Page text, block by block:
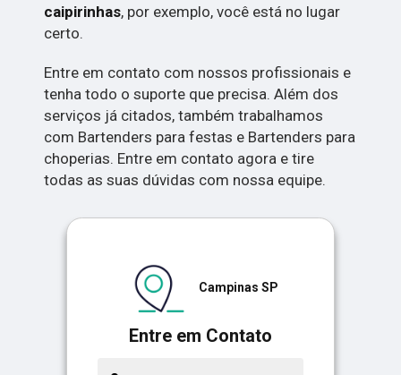
caipirinhas, por exemplo, você está no lugar
certo.
Entre em contato com nossos profissionais e
tenha todo o suporte que precisa. Além dos
serviços já citados, também trabalhamos
com Bartenders para festas e Bartenders para
choperias. Entre em contato agora e tire
todas as suas dúvidas com nossa equipe.
Entre em Contato
Campinas SP